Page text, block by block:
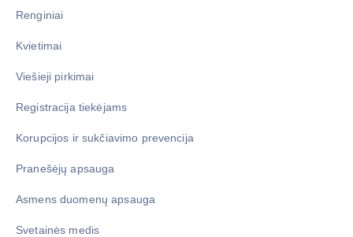
Renginiai
Kvietimai
Viešieji pirkimai
Registracija tiekėjams
Korupcijos ir sukčiavimo prevencija
Pranešėjų apsauga
Asmens duomenų apsauga
Svetainės medis